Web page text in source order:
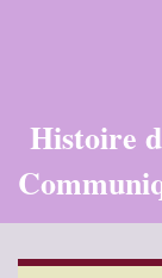
Histoire